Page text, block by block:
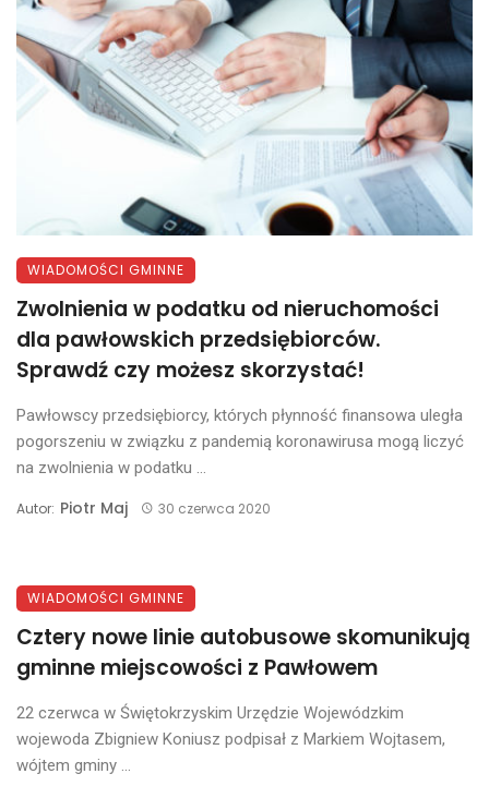
WIADOMOŚCI GMINNE
Zwolnienia w podatku od nieruchomości
dla pawłowskich przedsiębiorców.
Sprawdź czy możesz skorzystać!
Pawłowscy przedsiębiorcy, których płynność finansowa uległa
pogorszeniu w związku z pandemią koronawirusa mogą liczyć
na zwolnienia w podatku ...
Autor: Piotr Maj 30 czerwca 2020
WIADOMOŚCI GMINNE
Cztery nowe linie autobusowe skomunikują
gminne miejscowości z Pawłowem
22 czerwca w Świętokrzyskim Urzędzie Wojewódzkim
wojewoda Zbigniew Koniusz podpisał z Markiem Wojtasem,
wójtem gminy ...